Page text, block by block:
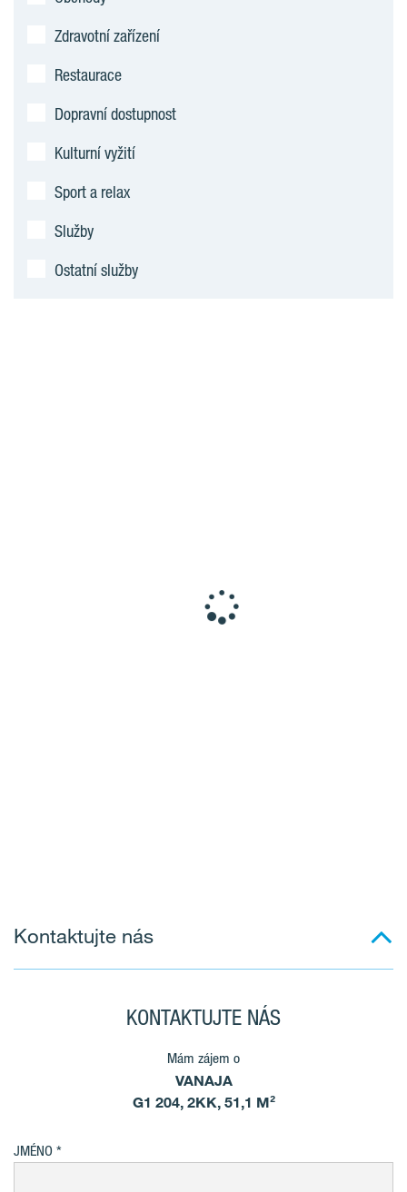
Zdravotní zařízení
Restaurace
Dopravní dostupnost
Kulturní vyžití
Sport a relax
Služby
Ostatní služby
Kontaktujte nás
KONTAKTUJTE NÁS
Mám zájem o
VANAJA
G1 204, 2KK, 51,1 M²
JMÉNO